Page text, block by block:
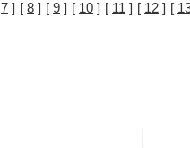
7 ] [ 8 ] [ 9 ] [ 10 ] [ 11 ] [ 12 ] [